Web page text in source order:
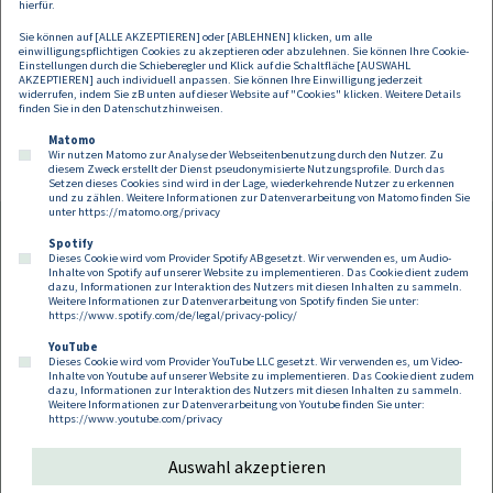
Schadenersatz.
Footer
Kontakt Datenschutz
Impressum
Compliance
Cookies
hierfür.
Sie können auf [ALLE AKZEPTIEREN] oder [ABLEHNEN] klicken, um alle
einwilligungspflichtigen Cookies zu akzeptieren oder abzulehnen. Sie können Ihre Cookie-
Einstellungen durch die Schieberegler und Klick auf die Schaltfläche [AUSWAHL
AKZEPTIEREN] auch individuell anpassen. Sie können Ihre Einwilligung jederzeit
widerrufen, indem Sie zB unten auf dieser Website auf "Cookies" klicken. Weitere Details
finden Sie in den Datenschutzhinweisen.
Matomo
Wir nutzen Matomo zur Analyse der Webseitenbenutzung durch den Nutzer. Zu
diesem Zweck erstellt der Dienst pseudonymisierte Nutzungsprofile. Durch das
Setzen dieses Cookies sind wird in der Lage, wiederkehrende Nutzer zu erkennen
und zu zählen. Weitere Informationen zur Datenverarbeitung von Matomo finden Sie
unter https://matomo.org/privacy
Spotify
Dieses Cookie wird vom Provider Spotify AB gesetzt. Wir verwenden es, um Audio-
Inhalte von Spotify auf unserer Website zu implementieren. Das Cookie dient zudem
dazu, Informationen zur Interaktion des Nutzers mit diesen Inhalten zu sammeln.
Weitere Informationen zur Datenverarbeitung von Spotify finden Sie unter:
https://www.spotify.com/de/legal/privacy-policy/
YouTube
Dieses Cookie wird vom Provider YouTube LLC gesetzt. Wir verwenden es, um Video-
Inhalte von Youtube auf unserer Website zu implementieren. Das Cookie dient zudem
dazu, Informationen zur Interaktion des Nutzers mit diesen Inhalten zu sammeln.
Weitere Informationen zur Datenverarbeitung von Youtube finden Sie unter:
https://www.youtube.com/privacy
Auswahl akzeptieren
Follow us on:
Copyright 2026